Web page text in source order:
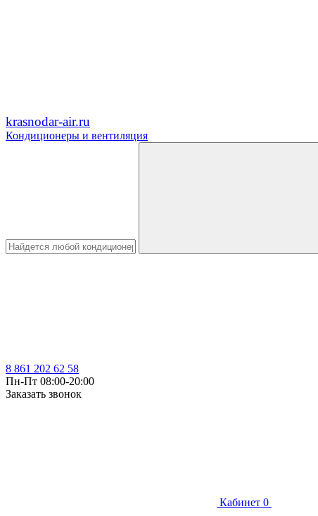
krasnodar-air.ru
Кондиционеры и вентиляция
8 861 202 62 58
Пн-Пт 08:00-20:00
Заказать звонок
Кабинет 0